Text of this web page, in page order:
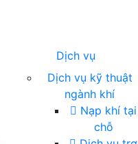
Dịch vụ
Dịch vụ kỹ thuật
ngành khí
Nạp khí tại
chỗ